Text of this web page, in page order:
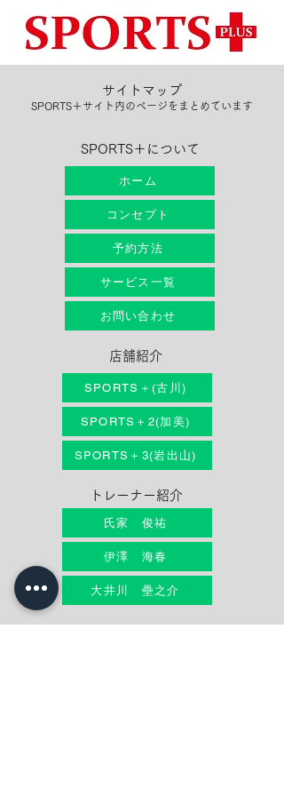
サイトマップ
SPORTS＋サイト内のページをまとめています
SPORTS＋について
ホーム
コンセプト
予約方法
サービス一覧
お問い合わせ
店舗紹介
SPORTS＋(古川)
SPORTS＋2(加美)
SPORTS＋3(岩出山)
トレーナー紹介
氏家 俊祐
伊澤 海春
大井川 壘之介